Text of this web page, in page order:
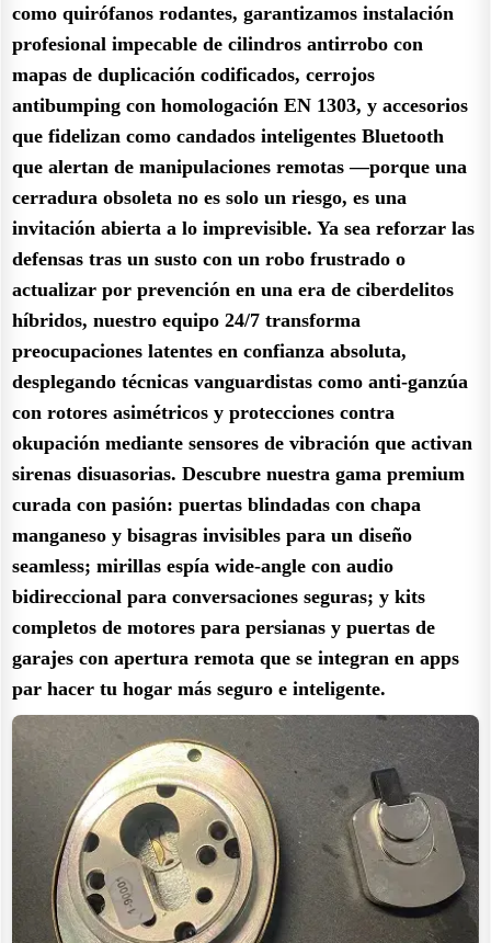
como quirófanos rodantes, garantizamos instalación
profesional impecable de cilindros antirrobo con
mapas de duplicación codificados, cerrojos
antibumping con homologación EN 1303, y accesorios
que fidelizan como candados inteligentes Bluetooth
que alertan de manipulaciones remotas —porque una
cerradura obsoleta no es solo un riesgo, es una
invitación abierta a lo imprevisible. Ya sea reforzar las
defensas tras un susto con un robo frustrado o
actualizar por prevención en una era de ciberdelitos
híbridos, nuestro equipo 24/7 transforma
preocupaciones latentes en confianza absoluta,
desplegando técnicas vanguardistas como anti-ganzúa
con rotores asimétricos y protecciones contra
okupación mediante sensores de vibración que activan
sirenas disuasorias. Descubre nuestra gama premium
curada con pasión: puertas blindadas con chapa
manganeso y bisagras invisibles para un diseño
seamless; mirillas espía wide-angle con audio
bidireccional para conversaciones seguras; y kits
completos de motores para persianas y puertas de
garajes con apertura remota que se integran en apps
par hacer tu hogar más seguro e inteligente.